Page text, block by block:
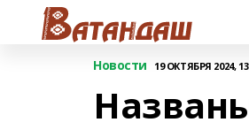
Новости 19 ОКТЯБРЯ 2024,